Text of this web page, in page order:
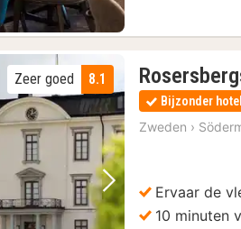
Volgende foto
8.1
Zeer goed
Bijzonder hotel
Zweden ›
Ervaar de
10 minuten